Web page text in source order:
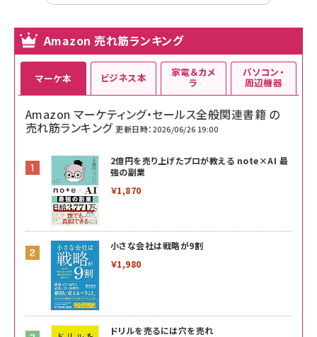
Amazon 売れ筋ランキング
マーケ本
Amazon マーケティング・セールス全般関連書籍 の
売れ筋ランキング 更新日時：2026/06/26 19:00
2億円を売り上げたプロが教える note×AI 最
強の副業
￥1,870
小さな会社は戦略が9割
￥1,980
ドリルを売るには穴を売れ
ビジネス本 家電＆カメ
ラ
パソコン・
周辺機器